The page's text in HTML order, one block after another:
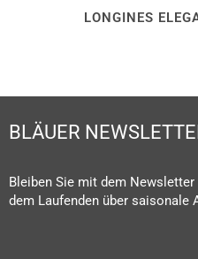
LONGINES
BLÄUER
Bleiben Sie mit dem
dem Laufenden über saisonale